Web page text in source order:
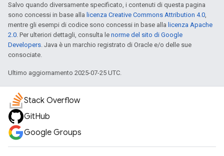
Salvo quando diversamente specificato, i contenuti di questa pagina
sono concessi in base alla licenza Creative Commons Attribution 4.0
mentre gli esempi di codice sono concessi in base alla licenza Apache
2.0 . Per ulteriori dettagli, consulta le norme del sito di Google
Developers . Java è un marchio registrato di Oracle e/o delle sue
consociate.
Ultimo aggiornamento 2025-07-25 UTC.
Stack Overflow
GitHub
Google Groups